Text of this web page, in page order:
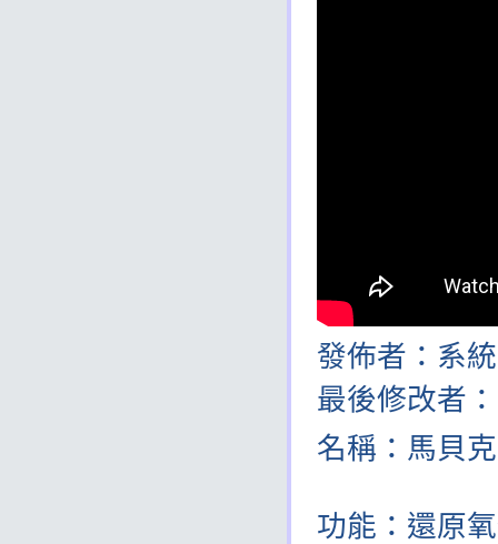
發佈者：系
最後修改者
名稱：馬貝
功能：還原